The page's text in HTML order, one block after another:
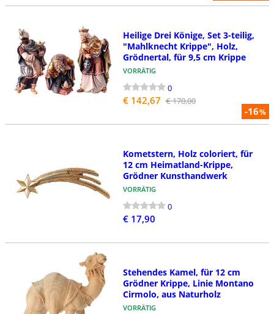
-16%
Heilige Drei Könige, Set 3-teilig,
"Mahlknecht Krippe", Holz,
Grödnertal, für 9,5 cm Krippe
VORRÄTIG
0
€ 142,67 € 170,00
Kometstern, Holz coloriert, für
12 cm Heimatland-Krippe,
Grödner Kunsthandwerk
VORRÄTIG
0
€ 17,90
Stehendes Kamel, für 12 cm
Grödner Krippe, Linie Montano
Cirmolo, aus Naturholz
VORRÄTIG